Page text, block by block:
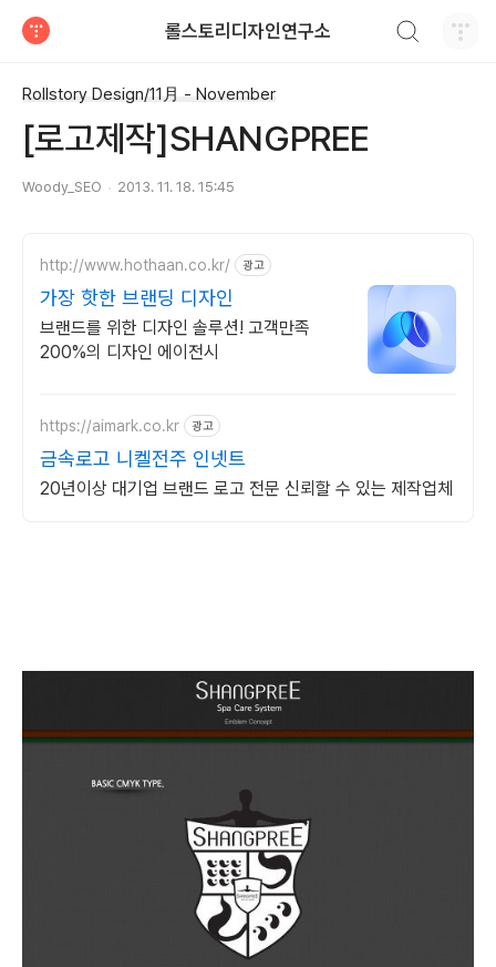
롤스토리디자인연구소
Rollstory Design/11月 - November
[로고제작]SHANGPREE
Woody_SEO 2013. 11. 18. 15:45
http://www.hothaan.co.kr/ 광고
가장 핫한 브랜딩 디자인
브랜드를 위한 디자인 솔루션! 고객만족
200%의 디자인 에이전시
https://aimark.co.kr 광고
금속로고 니켈전주 인넷트
20년이상 대기업 브랜드 로고 전문 신뢰할 수 있는 제작업체